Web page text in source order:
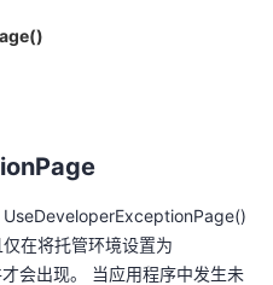
UseDeveloperExceptionPage()
在将托管环境设置为
会出现。 当应用程序中发生未